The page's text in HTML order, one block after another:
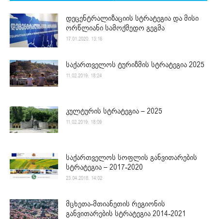
დეცენტრალიზაციის სტრატეგია და მისი
ორწლიანი სამოქმედო გეგმა
17.01.2020. 13:16
საქართველოს ტურიზმის სტრატეგია 2025
11.02.2019. 18:24
კულტურის სტრატეგია – 2025
11.02.2019. 18:09
საქართველოს სოფლის განვითარების
სტრატეგია – 2017-2020
23.04.2018. 14:02
მცხეთა-მთიანეთის რეგიონის
განვითარების სტრატეგია 2014-2021